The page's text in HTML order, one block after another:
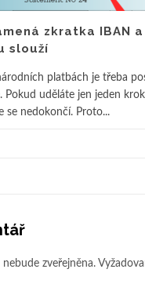
zkratka IBAN a
slouží
platbách je třeba
Pokud uděláte jen jeden
se nedokončí. Proto...
nebude zveřejněna.